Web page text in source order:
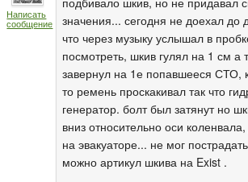
Написать
сообщение
значения... сегодня не доехал до
что через музыку услышал в
посмотреть, шкив гулял на 1 см а
завернул на 1е попавшееся СТО,
то ремень проскакивал так что
генератор. болт был затянут но
вниз относительно оси
на эвакуаторе... не мог
можно артикул шкива на Exist .